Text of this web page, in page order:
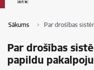
Sākums Par drošības
Par drošības
papildu